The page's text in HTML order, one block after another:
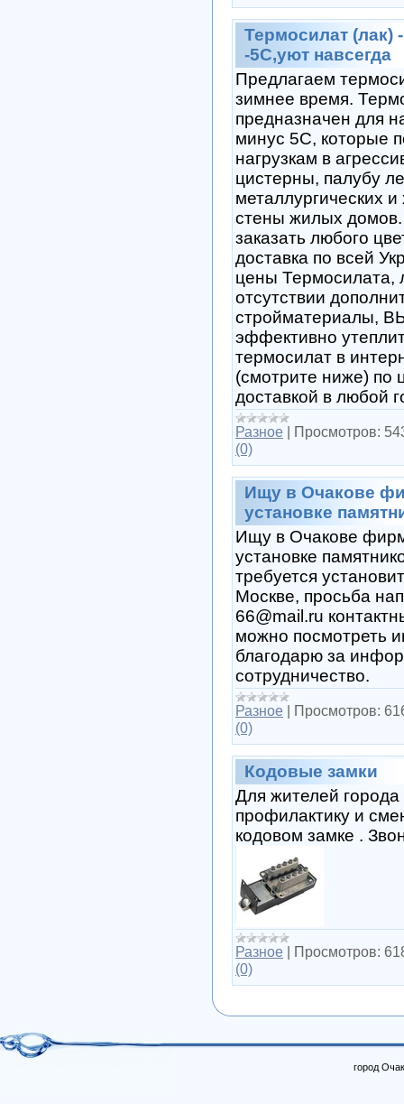
Термосилат (лак)
-5С,уют навсегда
Предлагаем
зимнее время.
предназначен для
минус 5С, которые
нагрузкам в
цистерны, палубу
металлургических
стены жилых
заказать любого
доставка по всей
цены Термосилата,
отсутствии
стройматериалы,
эффективно
термосилат в
(смотрите ниже) по
доставкой в любой
Разное | Просмотров:
(0)
Ищу в Очакове
установке
Ищу в Очакове
установке
требуется
Москве, просьба
66@mail.ru
можно посмотреть
благодарю за
сотрудничество.
Разное | Просмотров:
(0)
Кодовые замки
Для жителей
профилактику и
кодовом замке .
Разное | Просмотров:
(0)
город